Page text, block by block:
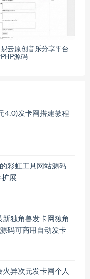
云原创音乐分享平台
源码
4.0)发卡网搭建教程
彩虹工具网站源码
扩展
独角兽发卡网独角
码可商用自动发卡
异次元发卡网个人